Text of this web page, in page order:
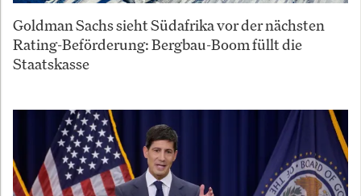
Goldman Sachs sieht Südafrika vor der nächsten
Rating-Beförderung: Bergbau-Boom füllt die
Staatskasse